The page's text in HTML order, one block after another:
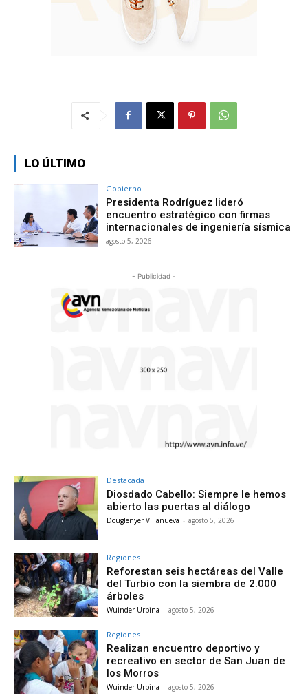
LO ÚLTIMO
Gobierno
Presidenta Rodríguez lideró
encuentro estratégico con firmas
internacionales de ingeniería sísmica
agosto 5, 2026
- Publicidad -
Destacada
Diosdado Cabello: Siempre le hemos
abierto las puertas al diálogo
Douglenyer Villanueva - agosto 5, 2026
Regiones
Reforestan seis hectáreas del Valle
del Turbio con la siembra de 2.000
árboles
Wuinder Urbina - agosto 5, 2026
Regiones
Realizan encuentro deportivo y
recreativo en sector de San Juan de
los Morros
Wuinder Urbina - agosto 5, 2026